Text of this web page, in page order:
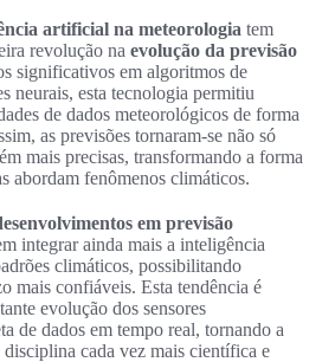
artificial na meteorologia tem
revolução na evolução da previsão
significativos em algoritmos de
neurais, esta tecnologia permitiu
de dados meteorológicos de forma
as previsões tornaram-se não só
mais precisas, transformando a forma
abordam fenômenos climáticos.
em previsão
integrar ainda mais a inteligência
climáticos, possibilitando
mais confiáveis. Esta tendência é
evolução dos sensores
de dados em tempo real, tornando a
cada vez mais científica e